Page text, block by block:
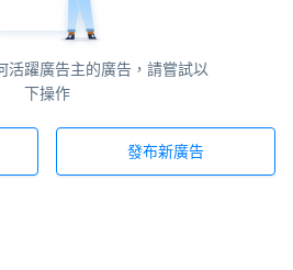
活躍廣告主的廣告，請嘗試以
下操作
發布新廣告